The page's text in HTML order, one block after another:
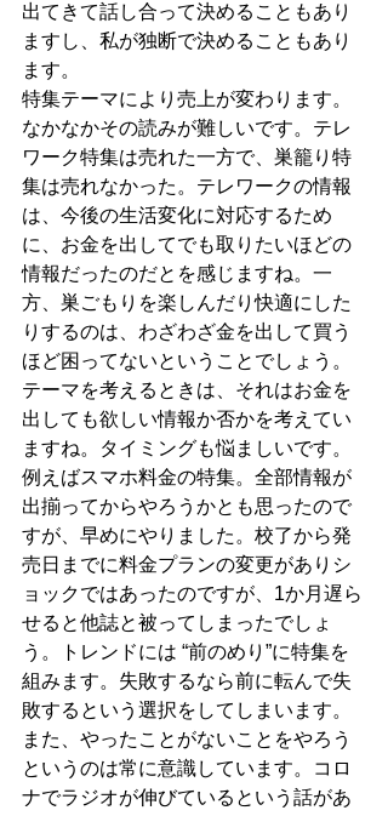
出てきて話し合って決めることもあり
ますし、私が独断で決めることもあり
ます。
特集テーマにより売上が変わります。
なかなかその読みが難しいです。テレ
ワーク特集は売れた一方で、巣籠り特
集は売れなかった。テレワークの情報
は、今後の生活変化に対応するため
に、お金を出してでも取りたいほどの
情報だったのだとを感じますね。一
方、巣ごもりを楽しんだり快適にした
りするのは、わざわざ金を出して買う
ほど困ってないということでしょう。
テーマを考えるときは、それはお金を
出しても欲しい情報か否かを考えてい
ますね。タイミングも悩ましいです。
例えばスマホ料金の特集。全部情報が
出揃ってからやろうかとも思ったので
すが、早めにやりました。校了から発
売日までに料金プランの変更がありシ
ョックではあったのですが、1か月遅ら
せると他誌と被ってしまったでしょ
う。トレンドには “前のめり”に特集を
組みます。失敗するなら前に転んで失
敗するという選択をしてしまいます。
また、やったことがないことをやろう
というのは常に意識しています。コロ
ナでラジオが伸びているという話があ